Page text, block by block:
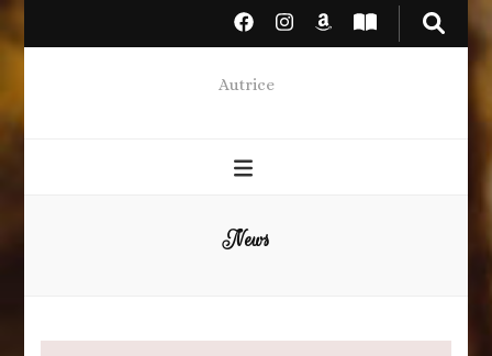
Autrice
News